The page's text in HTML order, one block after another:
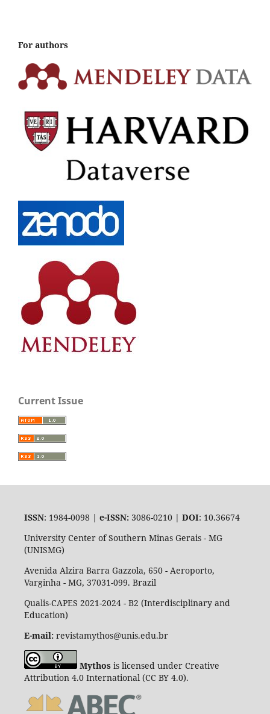
For authors
Current Issue
ISSN: 1984-0098 | e-ISSN:3086-0210 | DOI: 10.36674
University Center of Southern Minas Gerais - MG
(UNISMG)
Avenida Alzira Barra Gazzola, 650 - Aeroporto,
Varginha - MG, 37031-099. Brazil
Qualis-CAPES 2021-2024 - B2 (Interdisciplinary and
Education)
E-mail:revistamythos@unis.edu.br
Mythosis licensed under Creative
Attribution 4.0 International (CC BY 4.0).